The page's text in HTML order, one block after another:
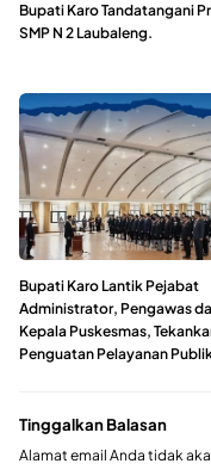
Bupati Karo Tandatangani
SMP N 2 Laubaleng.
Bupati Karo Lantik Pejabat
Administrator, Pengawas
Kepala Puskesmas,
Penguatan Pelayanan
Tinggalkan Balasan
Alamat email Anda tidak